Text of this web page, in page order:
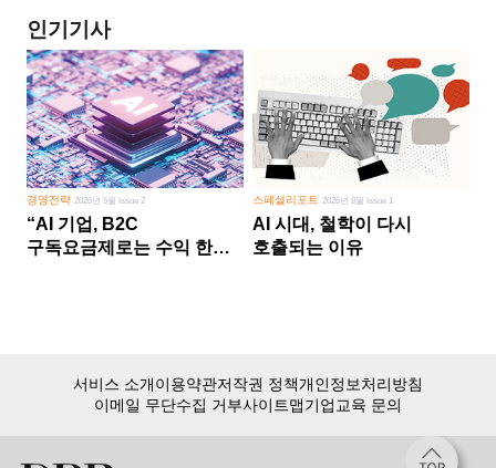
인기기사
경영전략 2026년 5월 Issue 2
“AI 기업, B2C
구독요금제로는 수익 한계
스페셜리포트 2026년 8월 Issue 1
AI 시대, 철학이 다시
호출되는 이유
서비스 소개이용약관저작권 정책개인정보처리방침
이메일 무단수집 거부사이트맵기업교육 문의